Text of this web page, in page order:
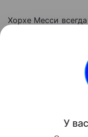
Хорхе Месси
контрактах Лео
сопровождал его
ПСЖ и "Интер
частную жизнь в
У